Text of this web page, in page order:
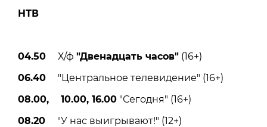
НТВ
04.50 Х/ф "Двенадцать часов" (16+)
06.40 "Центральное телевидение" (16+)
08.00, 10.00, 16.00 "Сегодня" (16+)
08.20 "У нас выигрывают!" (12+)